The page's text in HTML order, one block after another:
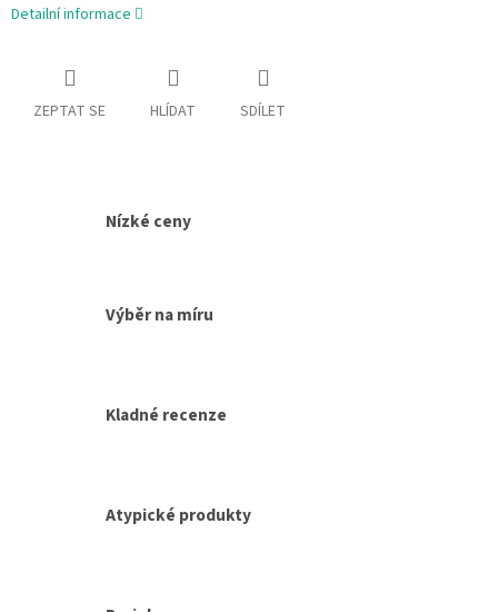
Detailní informace
ZEPTAT SE HLÍDAT SDÍLET
Nízké ceny
Výběr na míru
Kladné recenze
Atypické produkty